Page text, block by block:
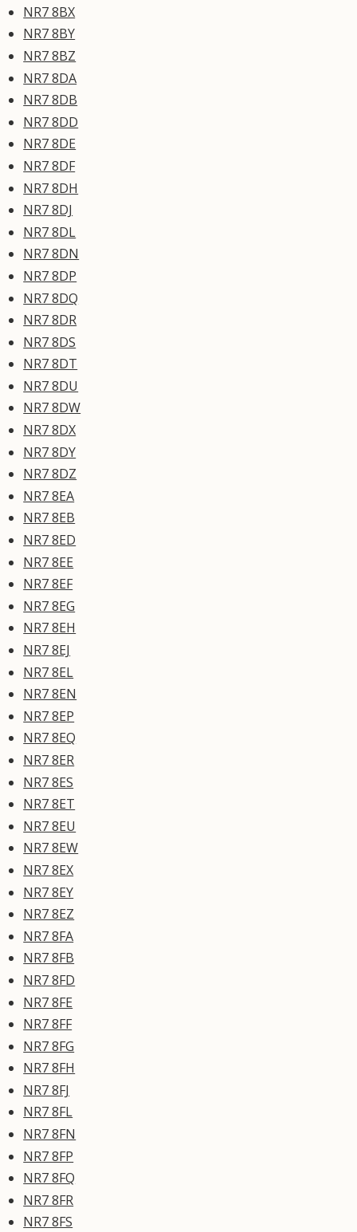
NR7 8BX
NR7 8BY
NR7 8BZ
NR7 8DA
NR7 8DB
NR7 8DD
NR7 8DE
NR7 8DF
NR7 8DH
NR7 8DJ
NR7 8DL
NR7 8DN
NR7 8DP
NR7 8DQ
NR7 8DR
NR7 8DS
NR7 8DT
NR7 8DU
NR7 8DW
NR7 8DX
NR7 8DY
NR7 8DZ
NR7 8EA
NR7 8EB
NR7 8ED
NR7 8EE
NR7 8EF
NR7 8EG
NR7 8EH
NR7 8EJ
NR7 8EL
NR7 8EN
NR7 8EP
NR7 8EQ
NR7 8ER
NR7 8ES
NR7 8ET
NR7 8EU
NR7 8EW
NR7 8EX
NR7 8EY
NR7 8EZ
NR7 8FA
NR7 8FB
NR7 8FD
NR7 8FE
NR7 8FF
NR7 8FG
NR7 8FH
NR7 8FJ
NR7 8FL
NR7 8FN
NR7 8FP
NR7 8FQ
NR7 8FR
NR7 8FS